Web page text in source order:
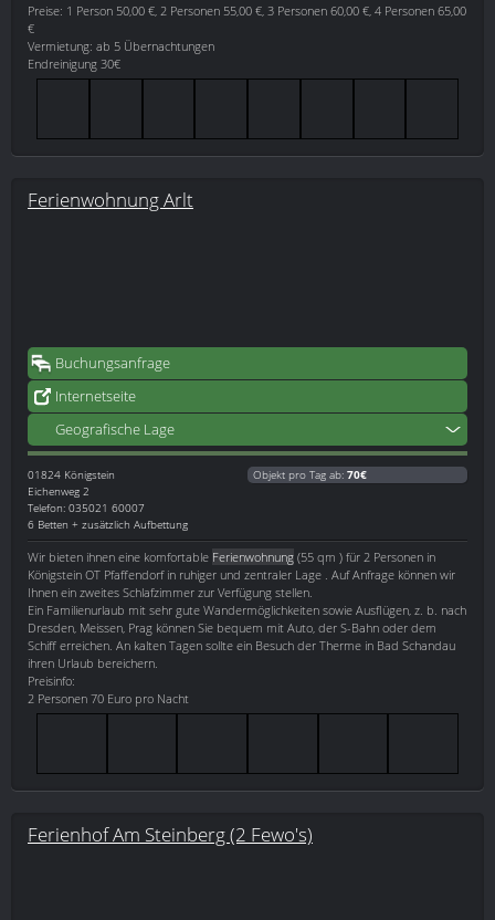
Preise: 1 Person 50,00 €, 2 Personen 55,00 €, 3 Personen 60,00 €, 4 Personen 65,00
€
Vermietung: ab 5 Übernachtungen
Endreinigung 30€
Ferienwohnung Arlt
Buchungsanfrage
Internetseite
Geografische Lage
01824 Königstein
Eichenweg 2
Telefon: 035021 60007
6 Betten + zusätzlich Aufbettung
Objekt pro Tag ab: 70€
Wir bieten ihnen eine komfortable Ferienwohnung (55 qm ) für 2 Personen in
Königstein OT Pfaffendorf in ruhiger und zentraler Lage . Auf Anfrage können wir
Ihnen ein zweites Schlafzimmer zur Verfügung stellen.
Ein Familienurlaub mit sehr gute Wandermöglichkeiten sowie Ausflügen, z. b. nach
Dresden, Meissen, Prag können Sie bequem mit Auto, der S-Bahn oder dem
Schiff erreichen. An kalten Tagen sollte ein Besuch der Therme in Bad Schandau
ihren Urlaub bereichern.
Preisinfo:
2 Personen 70 Euro pro Nacht
Ferienhof Am Steinberg (2 Fewo's)